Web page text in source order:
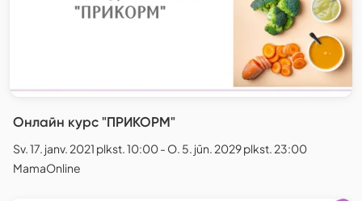
Онлайн курс "ПРИКОРМ"
Sv. 17. janv. 2021 plkst. 10:00 - O. 5. jūn. 2029 plkst. 23:00
MamaOnline